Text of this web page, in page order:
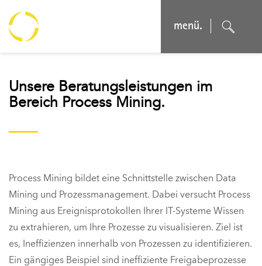
menü.
Unsere Beratungsleistungen im
Bereich Process Mining.
Process Mining bildet eine Schnittstelle zwischen Data
Mining und Prozessmanagement. Dabei versucht Process
Mining aus Ereignisprotokollen Ihrer IT-Systeme Wissen
zu extrahieren, um Ihre Prozesse zu visualisieren. Ziel ist
es, Ineffizienzen innerhalb von Prozessen zu identifizieren.
Ein gängiges Beispiel sind ineffiziente Freigabeprozesse